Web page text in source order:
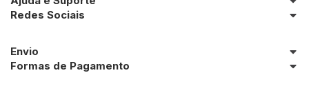
Redes Sociais
Envio
Formas de Pagamento